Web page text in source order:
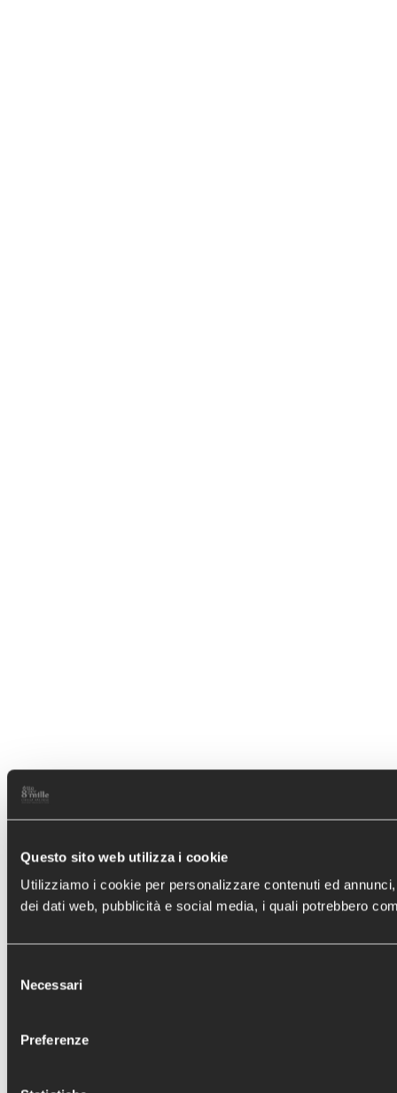
Questo sito web utilizza i cookie
Utilizziamo i cookie per personalizzare contenuti ed
dei dati web, pubblicità e social media, i quali potrebbero
delNecessari
Preferenze